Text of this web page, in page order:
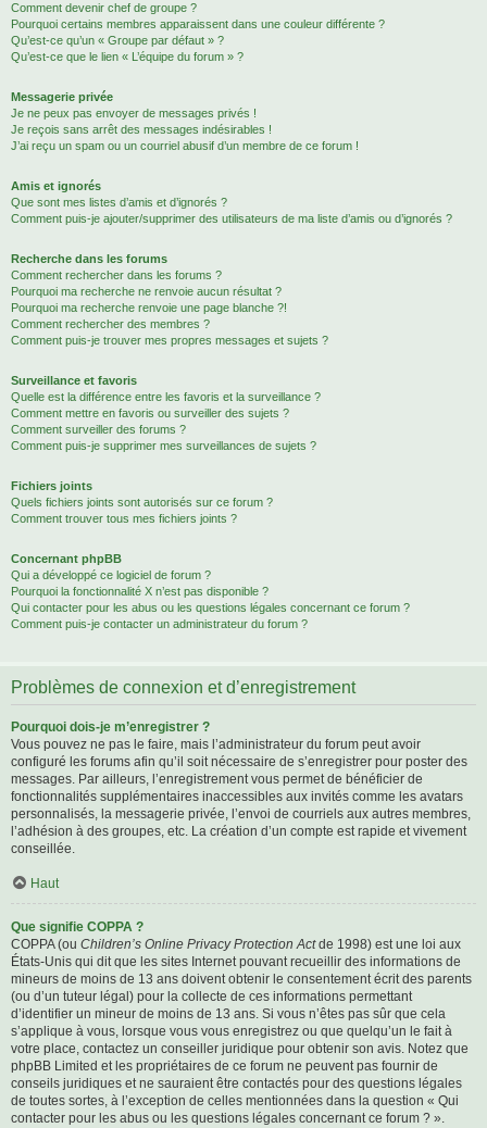
Comment devenir chef de groupe ?
Pourquoi certains membres apparaissent dans une couleur différente ?
Qu’est-ce qu’un « Groupe par défaut » ?
Qu’est-ce que le lien « L’équipe du forum » ?
Messagerie privée
Je ne peux pas envoyer de messages privés !
Je reçois sans arrêt des messages indésirables !
J’ai reçu un spam ou un courriel abusif d’un membre de ce forum !
Amis et ignorés
Que sont mes listes d’amis et d’ignorés ?
Comment puis-je ajouter/supprimer des utilisateurs de ma liste d’amis ou d’ignorés ?
Recherche dans les forums
Comment rechercher dans les forums ?
Pourquoi ma recherche ne renvoie aucun résultat ?
Pourquoi ma recherche renvoie une page blanche ?!
Comment rechercher des membres ?
Comment puis-je trouver mes propres messages et sujets ?
Surveillance et favoris
Quelle est la différence entre les favoris et la surveillance ?
Comment mettre en favoris ou surveiller des sujets ?
Comment surveiller des forums ?
Comment puis-je supprimer mes surveillances de sujets ?
Fichiers joints
Quels fichiers joints sont autorisés sur ce forum ?
Comment trouver tous mes fichiers joints ?
Concernant phpBB
Qui a développé ce logiciel de forum ?
Pourquoi la fonctionnalité X n’est pas disponible ?
Qui contacter pour les abus ou les questions légales concernant ce forum ?
Comment puis-je contacter un administrateur du forum ?
Problèmes de connexion et d’enregistrement
Pourquoi dois-je m’enregistrer ?
Vous pouvez ne pas le faire, mais l’administrateur du forum peut avoir
configuré les forums afin qu’il soit nécessaire de s’enregistrer pour poster des
messages. Par ailleurs, l’enregistrement vous permet de bénéficier de
fonctionnalités supplémentaires inaccessibles aux invités comme les avatars
personnalisés, la messagerie privée, l’envoi de courriels aux autres membres,
l’adhésion à des groupes, etc. La création d’un compte est rapide et vivement
conseillée.
Haut
Que signifie COPPA ?
COPPA (ou Children’s Online Privacy Protection Actde 1998) est une loi aux
États-Unis qui dit que les sites Internet pouvant recueillir des informations de
mineurs de moins de 13 ans doivent obtenir le consentement écrit des parents
(ou d’un tuteur légal) pour la collecte de ces informations permettant
d’identifier un mineur de moins de 13 ans. Si vous n’êtes pas sûr que cela
s’applique à vous, lorsque vous vous enregistrez ou que quelqu’un le fait à
votre place, contactez un conseiller juridique pour obtenir son avis. Notez que
phpBB Limited et les propriétaires de ce forum ne peuvent pas fournir de
conseils juridiques et ne sauraient être contactés pour des questions légales
de toutes sortes, à l’exception de celles mentionnées dans la question « Qui
contacter pour les abus ou les questions légales concernant ce forum ? ».